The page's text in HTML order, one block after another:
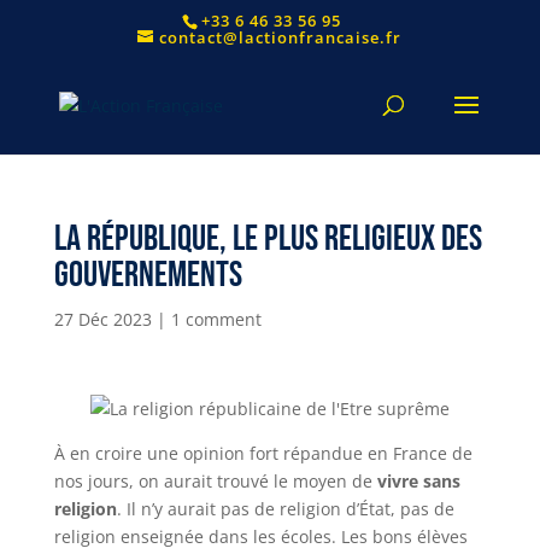
+33 6 46 33 56 95
contact@lactionfrancaise.fr
La République, le plus religieux des
gouvernements
27 Déc 2023 | 1 comment
À en croire une opinion fort répandue en France de
nos jours, on aurait trouvé le moyen de vivre sans
religion. Il n’y aurait pas de religion d’État, pas de
religion enseignée dans les écoles. Les bons élèves